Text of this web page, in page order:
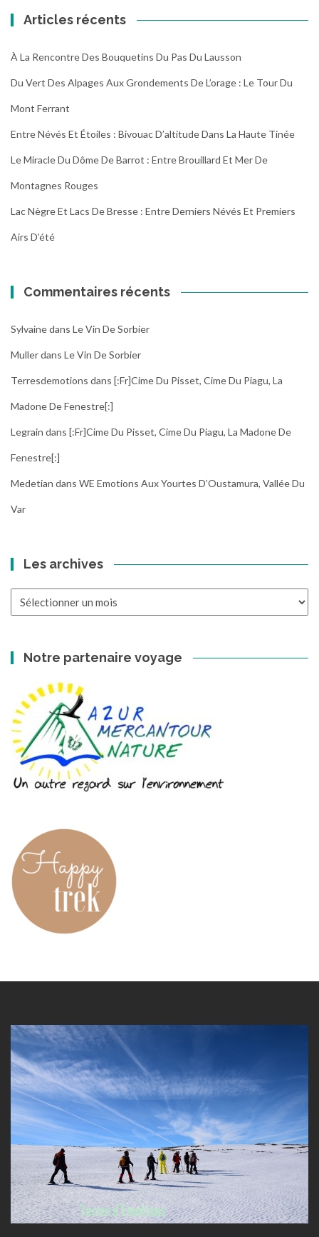
Articles récents
À La Rencontre Des Bouquetins Du Pas Du Lausson
Du Vert Des Alpages Aux Grondements De L’orage : Le Tour Du
Mont Ferrant
Entre Névés Et Étoiles : Bivouac D’altitude Dans La Haute Tinée
Le Miracle Du Dôme De Barrot : Entre Brouillard Et Mer De
Montagnes Rouges
Lac Nègre Et Lacs De Bresse : Entre Derniers Névés Et Premiers
Airs D’été
Commentaires récents
Sylvainedans Le Vin De Sorbier
Mullerdans Le Vin De Sorbier
Terresdemotions dans [:fr]Cime Du Pisset, Cime Du Piagu, La
Madone De Fenestre[:]
Legrain dans [:fr]Cime Du Pisset, Cime Du Piagu, La Madone De
Fenestre[:]
Medetian dans WE Emotions Aux Yourtes D’Oustamura, Vallée Du
Var
Les archives
Notre partenaire voyage